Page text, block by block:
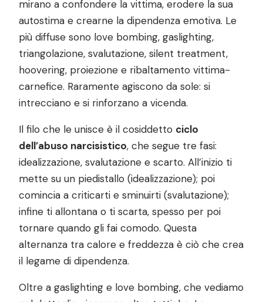
mirano a confondere la vittima, erodere la sua
autostima e crearne la dipendenza emotiva. Le
più diffuse sono love bombing, gaslighting,
triangolazione, svalutazione, silent treatment,
hoovering, proiezione e ribaltamento vittima-
carnefice. Raramente agiscono da sole: si
intrecciano e si rinforzano a vicenda.
Il filo che le unisce è il cosiddetto ciclo
dell’abuso narcisistico, che segue tre fasi:
idealizzazione, svalutazione e scarto. All’inizio ti
mette su un piedistallo (idealizzazione); poi
comincia a criticarti e sminuirti (svalutazione);
infine ti allontana o ti scarta, spesso per poi
tornare quando gli fai comodo. Questa
alternanza tra calore e freddezza è ciò che crea
il legame di dipendenza.
Oltre a gaslighting e love bombing, che vediamo